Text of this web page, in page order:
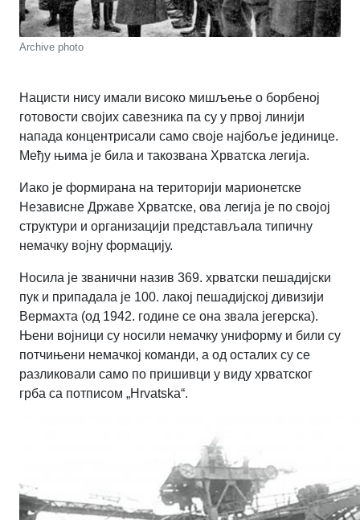
Archive photo
Нацисти нису имали високо мишљење о борбеној
готовости својих савезника па су у првој линији
напада концентрисали само своје најбоље јединице.
Међу њима је била и такозвана Хрватска легија.
Иако је формирана на територији марионетске
Независне Државе Хрватске, ова легија је по својој
структури и организацији представљала типичну
немачку војну формацију.
Носила је званични назив 369. хрватски пешадијски
пук и припадала је 100. лакој пешадијској дивизији
Вермахта (од 1942. године се она звала јегерска).
Њени војници су носили немачку униформу и били су
потчињени немачкој команди, а од осталих су се
разликовали само по пришивци у виду хрватског
грба са потписом „Hrvatska“.